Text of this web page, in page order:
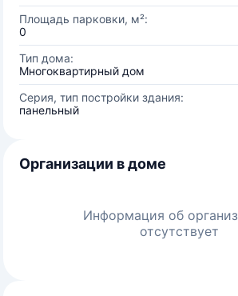
Площадь парковки, м²:
0
Тип дома:
Многоквартирный дом
Серия, тип постройки здания:
панельный
Организации в доме
Информация об
отсутствует